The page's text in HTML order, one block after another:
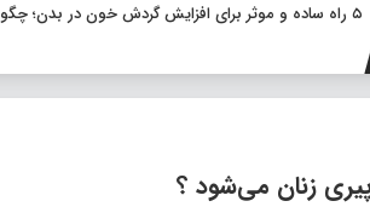
۵ راه ساده و موثر برای افزایش گردش خون در بدن؛ چگونه جریان خون را بهبود دهیم؟
زنان می‌شود ؟